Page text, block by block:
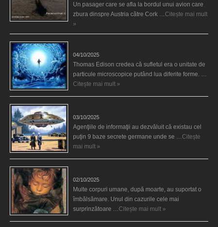
Un pasager care se afla la bordul unui avion care
zbura dinspre Austria către Cork … Citește mai mult
»
04/10/2025
Thomas Edison credea că sufletul era o unitate de
particule microscopice putând lua diferite forme. …
Citește mai mult »
03/10/2025
Agenţiile de informaţii au dezvăluit că existau cel
puţin 9 baze secrete germane unde se … Citește
mai mult »
02/10/2025
Multe corpuri umane, după moarte, au suportat o
îmbălsămare. Unul din cazurile cele mai
surprinzătoare … Citește mai mult »